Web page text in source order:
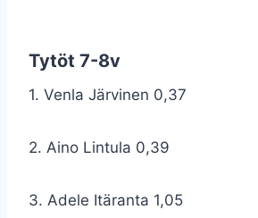
Tytöt 7-8v
1. Venla Järvinen 0,37
2. Aino Lintula 0,39
3. Adele Itäranta 1,05